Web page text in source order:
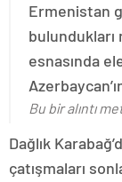
Ermenistan
bulundukları
esnasında
Bu bir alıntı
Dağlık
çatışmaları